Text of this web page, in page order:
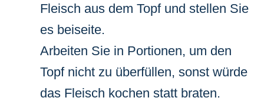
Fleisch aus dem Topf und stellen Sie
es beiseite.
Arbeiten Sie in Portionen, um den
Topf nicht zu überfüllen, sonst würde
das Fleisch kochen statt braten.